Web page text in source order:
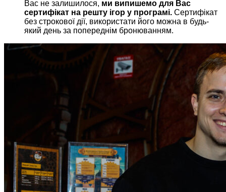
Вас не залишилося, ми випишемо для Вас
сертифікат на решту ігор у програмі. Сертифікат
без строкової дії, використати його можна в будь-
який день за попереднім бронюванням.